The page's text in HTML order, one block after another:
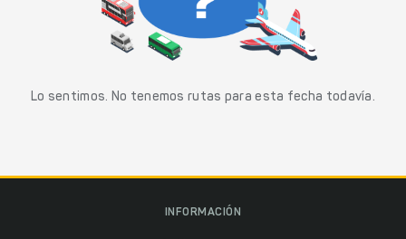
Lo sentimos. No tenemos rutas para esta fecha todavía.
INFORMACIÓN